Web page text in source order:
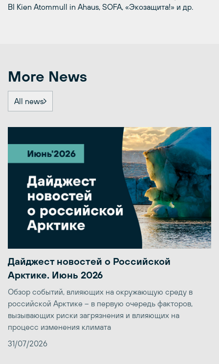
BI Kien Atommull in Ahaus, SOFA, «Экозащита!» и др.
More News
All news
Дайджест новостей о Российской
Арктике. Июнь 2026
Обзор событий, влияющих на окружающую среду в
российской Арктике – в первую очередь факторов,
вызывающих риски загрязнения и влияющих на
процесс изменения климата
31/07/2026